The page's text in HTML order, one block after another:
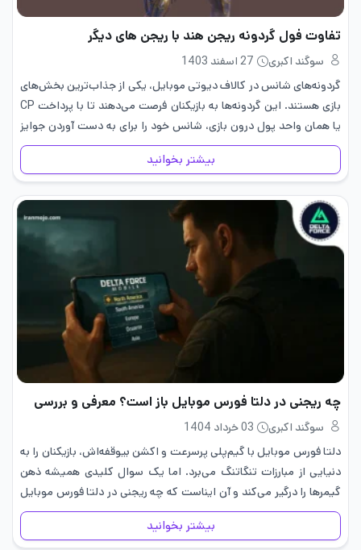
تفاوت فول گردونه ریجن هند با ریجن های دیگر
سوگند اکبری
27 اسفند 1403
گردونه‌های شانس در کالاف دیوتی موبایل، یکی از جذاب‌ترین بخش‌های
بازی هستند. این گردونه‌ها به بازیکنان فرصت می‌دهند تا با پرداخت CP
یا همان واحد پول درون بازی، شانس خود را برای به دست آوردن جوایز
ارزشمند امتحان کنند. تعداد…
بیشتر بخوانید
چه ریجنی در دلتا فورس موبایل باز است؟ معرفی و بررسی
سوگند اکبری
03 خرداد 1404
دلتا فورس موبایل با گیم‌پلی پرسرعت و اکشن بیوقفه‌اش، بازیکنان را به
دنیایی از مبارزات تنگاتنگ می‌برد. اما یک سوال کلیدی همیشه ذهن
گیمرها را درگیر می‌کند و آن ایناست که چه ریجنی در دلتا فورس موبایل
باز است؟ پاسخ…
بیشتر بخوانید